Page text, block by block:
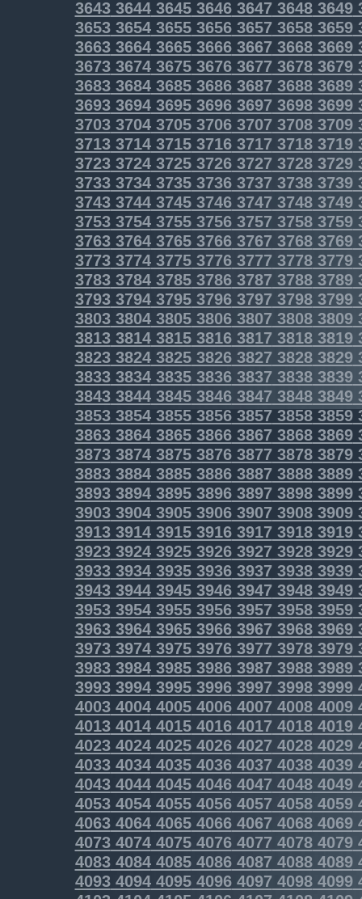
3643364436453646364736483649
3653365436553656365736583659
3663366436653666366736683669
3673367436753676367736783679
3683368436853686368736883689
3693369436953696369736983699
3703370437053706370737083709
3713371437153716371737183719
37233724372537263727 37283729
37333734373537363737 37383739
37433744374537463747 37483749
37533754375537563757 37583759
37633764376537663767 37683769
3773377437753776377737783779
37833784378537863787 37883789
37933794379537963797 37983799
38033804380538063807 38083809
38133814381538163817 38183819
38233824382538263827 38283829
38333834383538363837 38383839
38433844384538463847 38483849
3853385438553856385738583859
3863386438653866386738683869
3873387438753876387738783879
3883388438853886388738883889
3893389438953896389738983899
3903390439053906390739083909
3913391439153916391739183919
3923392439253926392739283929
3933393439353936393739383939
3943394439453946394739483949
3953395439553956395739583959
3963396439653966396739683969
3973397439753976397739783979
3983398439853986398739883989
3993399439953996399739983999
4003400440054006400740084009
40134014401540164017 40184019
4023402440254026402740284029
40334034403540364037 40384039
40434044404540464047 40484049
40534054405540564057 40584059
4063406440654066406740684069
40734074407540764077 40784079
40834084408540864087 40884089
40934094409540964097 40984099